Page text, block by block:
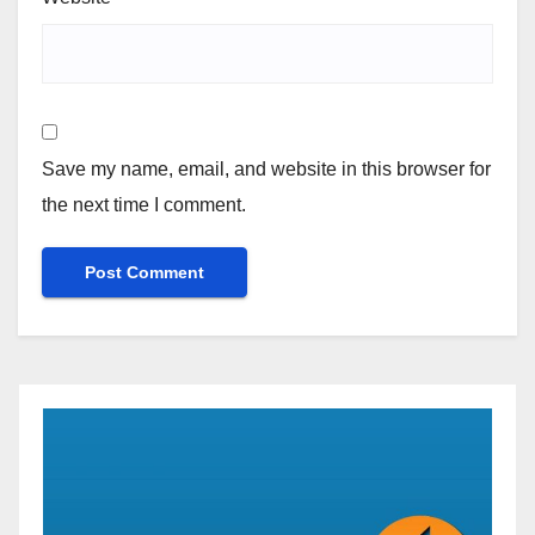
Save my name, email, and website in this browser for
the next time I comment.